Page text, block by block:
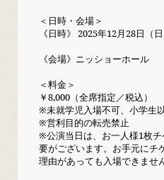
＜日時・会場＞
《日時》 2025年12月28日（
《会場》ニッショーホール
＜料金＞
￥8,000（全席指定／税込）
※未就学児入場不可、小学生
※営利目的の転売禁止
※公演当⽇は、お⼀⼈様1枚
要がございます。お⼿元にチ
理由があっても⼊場できませ